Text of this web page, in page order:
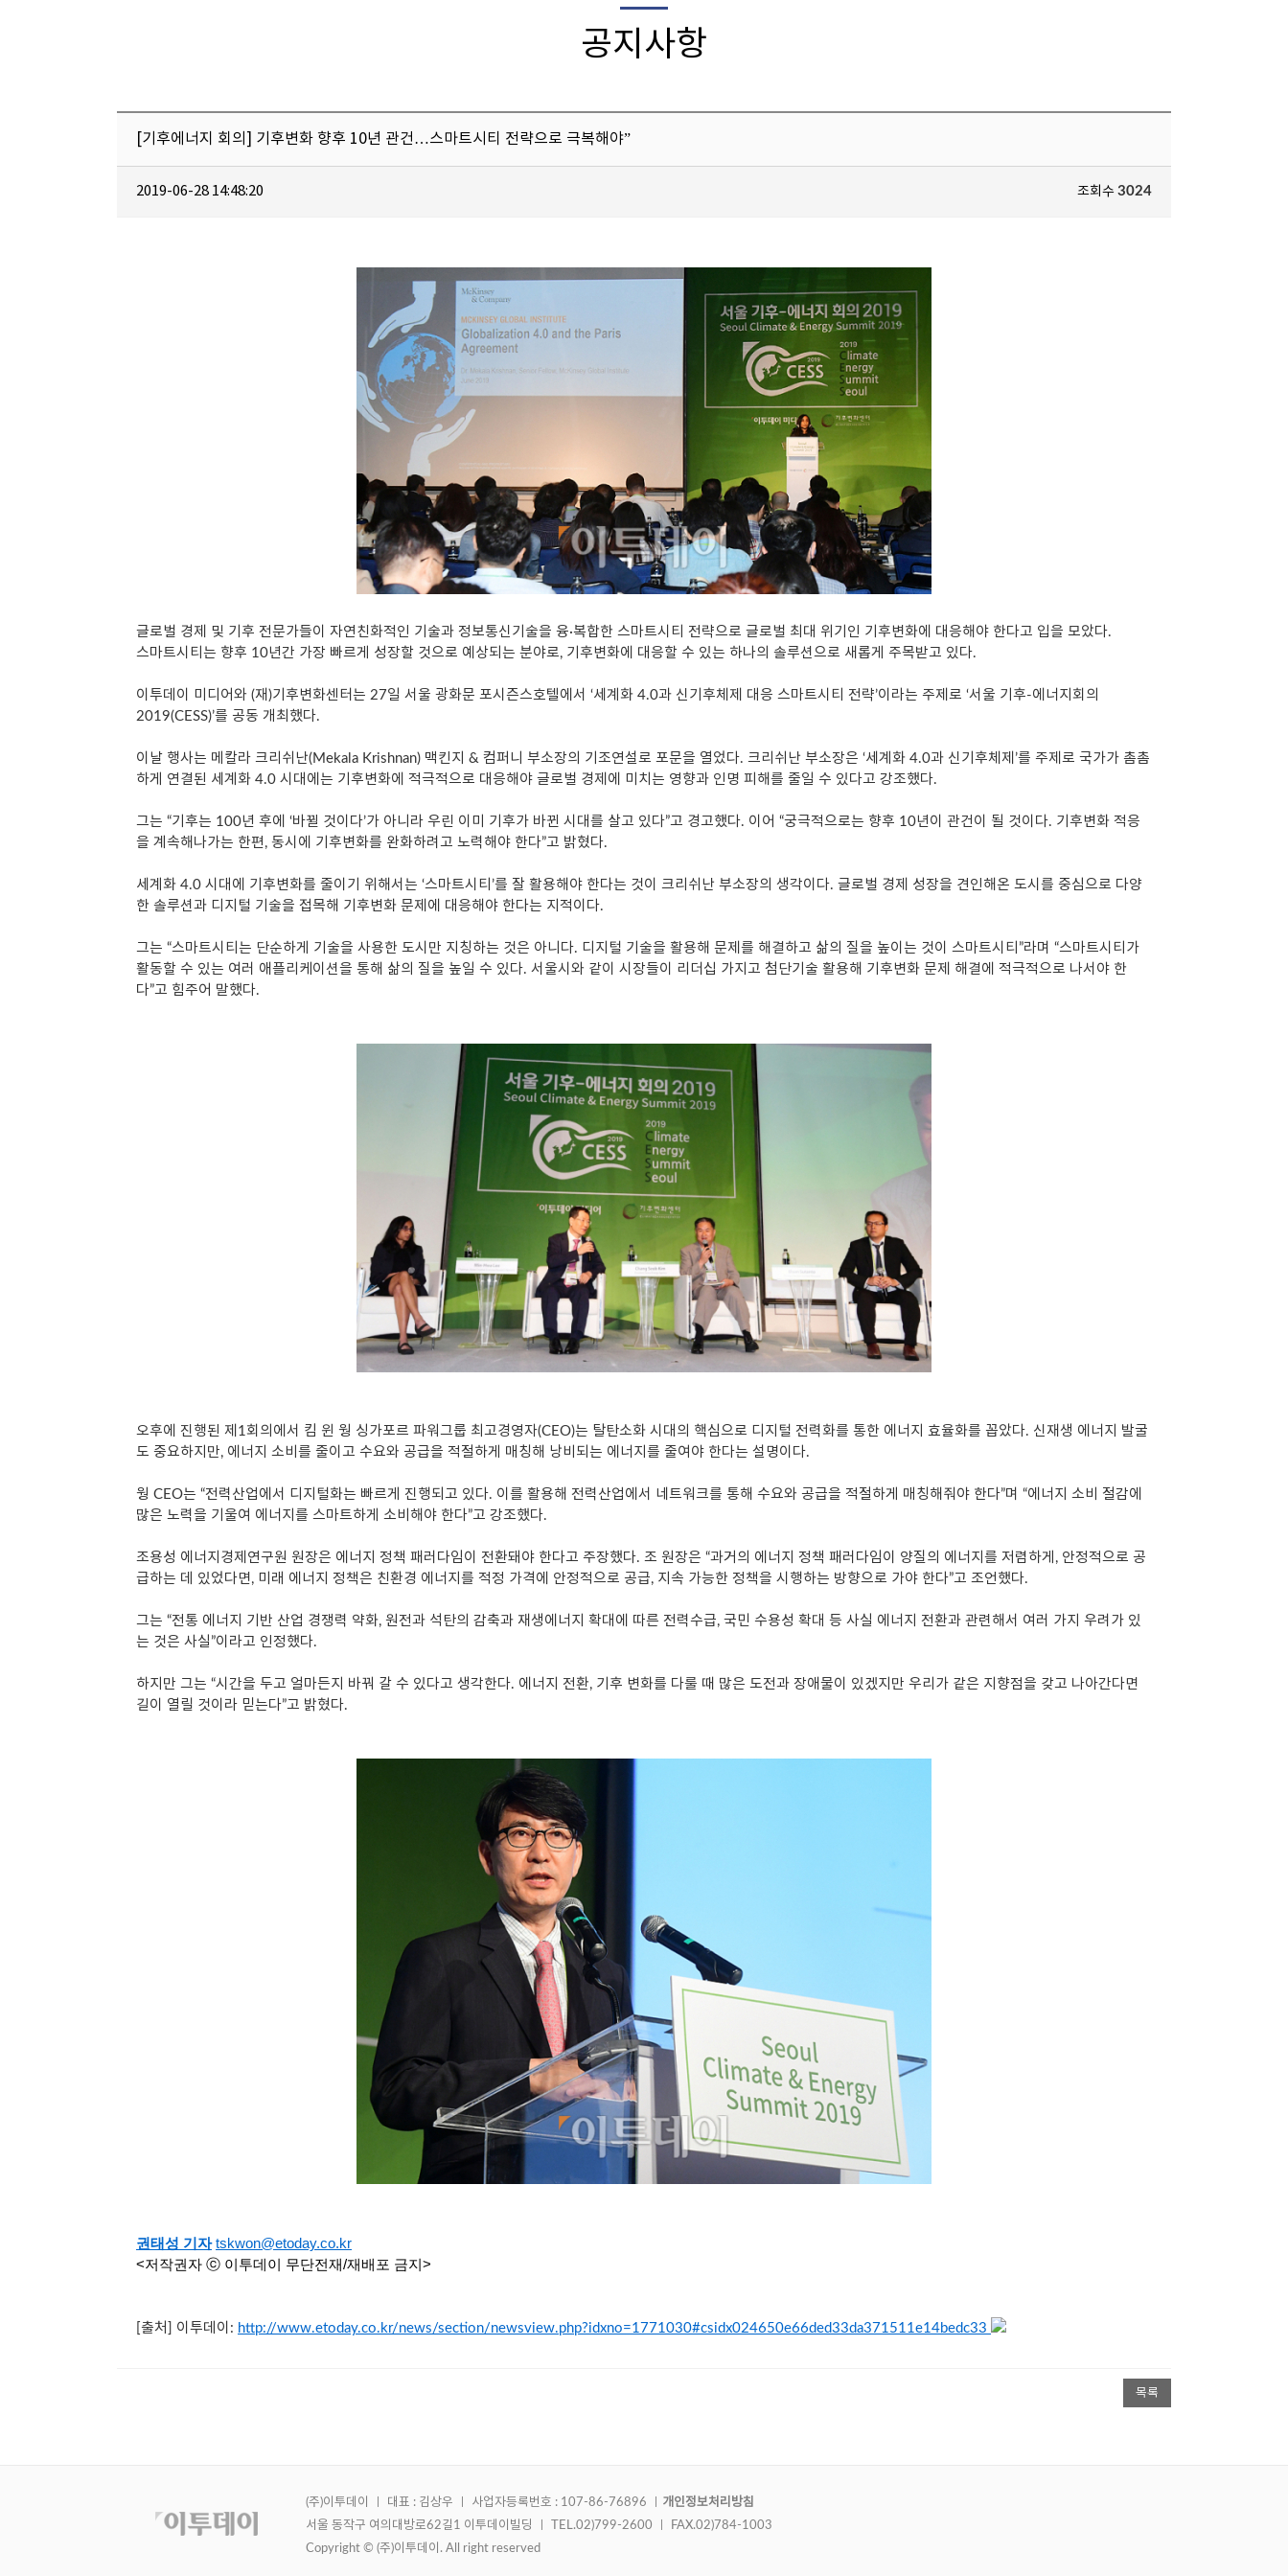
공지사항
[기후에너지 회의] 기후변화 향후 10년 관건…스마트시티 전략으로 극복해야”
2019-06-28 14:48:20 조회수 3024
글로벌 경제 및 기후 전문가들이 자연친화적인 기술과 정보통신기술을 융·복합한 스마트시티 전략으로 글로벌 최대 위기인 기후변화에 대응해야 한다고 입을 모았다.
스마트시티는 향후 10년간 가장 빠르게 성장할 것으로 예상되는 분야로, 기후변화에 대응할 수 있는 하나의 솔루션으로 새롭게 주목받고 있다.
이투데이 미디어와 (재)기후변화센터는 27일 서울 광화문 포시즌스호텔에서 ‘세계화 4.0과 신기후체제 대응 스마트시티 전략’이라는 주제로 ‘서울 기후-에너지회의
2019(CESS)’를 공동 개최했다.
이날 행사는 메칼라 크리쉬난(Mekala Krishnan) 맥킨지 & 컴퍼니 부소장의 기조연설로 포문을 열었다. 크리쉬난 부소장은 ‘세계화 4.0과 신기후체제’를 주제로 국가가 촘촘
하게 연결된 세계화 4.0 시대에는 기후변화에 적극적으로 대응해야 글로벌 경제에 미치는 영향과 인명 피해를 줄일 수 있다고 강조했다.
그는 “기후는 100년 후에 ‘바뀔 것이다’가 아니라 우린 이미 기후가 바뀐 시대를 살고 있다”고 경고했다. 이어 “궁극적으로는 향후 10년이 관건이 될 것이다. 기후변화 적응
을 계속해나가는 한편, 동시에 기후변화를 완화하려고 노력해야 한다”고 밝혔다.
세계화 4.0 시대에 기후변화를 줄이기 위해서는 ‘스마트시티’를 잘 활용해야 한다는 것이 크리쉬난 부소장의 생각이다. 글로벌 경제 성장을 견인해온 도시를 중심으로 다양
한 솔루션과 디지털 기술을 접목해 기후변화 문제에 대응해야 한다는 지적이다.
그는 “스마트시티는 단순하게 기술을 사용한 도시만 지칭하는 것은 아니다. 디지털 기술을 활용해 문제를 해결하고 삶의 질을 높이는 것이 스마트시티”라며 “스마트시티가
활동할 수 있는 여러 애플리케이션을 통해 삶의 질을 높일 수 있다. 서울시와 같이 시장들이 리더십 가지고 첨단기술 활용해 기후변화 문제 해결에 적극적으로 나서야 한
다”고 힘주어 말했다.
오후에 진행된 제1회의에서 킴 윈 웡 싱가포르 파워그룹 최고경영자(CEO)는 탈탄소화 시대의 핵심으로 디지털 전력화를 통한 에너지 효율화를 꼽았다. 신재생 에너지 발굴
도 중요하지만, 에너지 소비를 줄이고 수요와 공급을 적절하게 매칭해 낭비되는 에너지를 줄여야 한다는 설명이다.
웡 CEO는 “전력산업에서 디지털화는 빠르게 진행되고 있다. 이를 활용해 전력산업에서 네트워크를 통해 수요와 공급을 적절하게 매칭해줘야 한다”며 “에너지 소비 절감에
많은 노력을 기울여 에너지를 스마트하게 소비해야 한다”고 강조했다.
조용성 에너지경제연구원 원장은 에너지 정책 패러다임이 전환돼야 한다고 주장했다. 조 원장은 “과거의 에너지 정책 패러다임이 양질의 에너지를 저렴하게, 안정적으로 공
급하는 데 있었다면, 미래 에너지 정책은 친환경 에너지를 적정 가격에 안정적으로 공급, 지속 가능한 정책을 시행하는 방향으로 가야 한다”고 조언했다.
그는 “전통 에너지 기반 산업 경쟁력 약화, 원전과 석탄의 감축과 재생에너지 확대에 따른 전력수급, 국민 수용성 확대 등 사실 에너지 전환과 관련해서 여러 가지 우려가 있
는 것은 사실”이라고 인정했다.
하지만 그는 “시간을 두고 얼마든지 바꿔 갈 수 있다고 생각한다. 에너지 전환, 기후 변화를 다룰 때 많은 도전과 장애물이 있겠지만 우리가 같은 지향점을 갖고 나아간다면
길이 열릴 것이라 믿는다”고 밝혔다.
권태성 기자 tskwon@etoday.co.kr
<저작권자 ⓒ 이투데이 무단전재/재배포 금지>
[출처] 이투데이: http://www.etoday.co.kr/news/section/newsview.php?idxno=1771030#csidx024650e66ded33da371511e14bedc33
목록
(주)이투데이 ㅣ 대표 : 김상우 ㅣ 사업자등록번호 : 107-86-76896 ㅣ 개인정보처리방침
서울 동작구 여의대방로62길1 이투데이빌딩 ㅣ TEL.02)799-2600 ㅣ FAX.02)784-1003
Copyright © (주)이투데이. All right reserved